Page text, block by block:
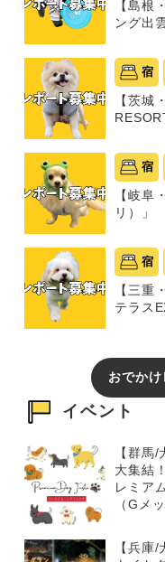
【島根
ング出雲
宿
【茨城
宿
【岐阜
リ）」
宿
【三重
テラス
おでか
イベント
【群馬
大集結
レミア
（Gメ
【兵庫